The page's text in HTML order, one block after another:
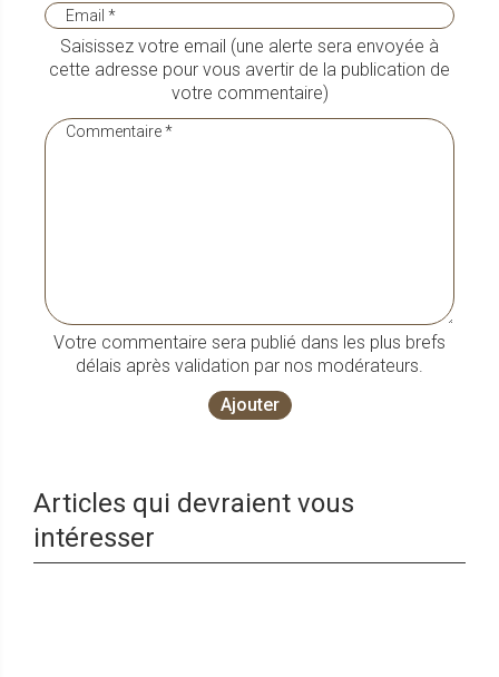
Saisissez votre email (une alerte sera envoyée à
cette adresse pour vous avertir de la publication de
votre commentaire)
Votre commentaire sera publié dans les plus brefs
délais après validation par nos modérateurs.
Ajouter
Articles qui devraient vous
intéresser